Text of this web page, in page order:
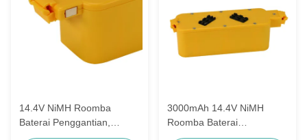
14.4V NiMH Roomba
Baterai Penggantian,
3500mAh Kuning Roomba
3000mAh 14.4V NiMH
Roomba Baterai
Penggantian Untuk Irobot